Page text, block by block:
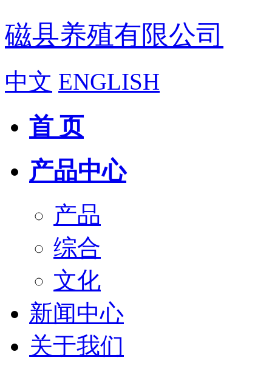
磁县养殖有限公司
中文 ENGLISH
首 页
产品中心
产品
综合
文化
新闻中心
关于我们